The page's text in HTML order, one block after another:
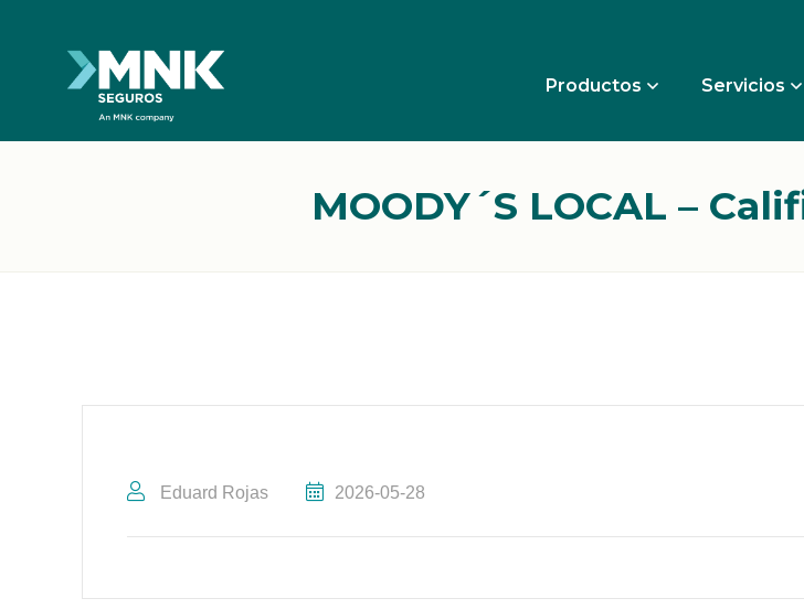
Productos Servicios
MOODY´S LOCAL –
Eduard Rojas 2026-05-28